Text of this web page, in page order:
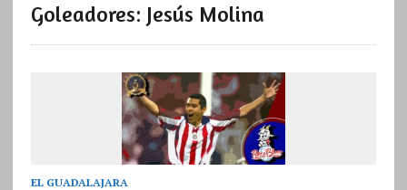
Goleadores: Jesús Molina
EL GUADALAJARA